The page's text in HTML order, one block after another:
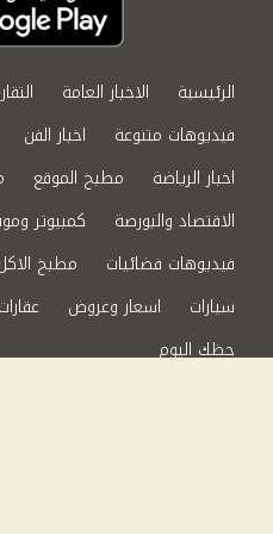
الرئيسية الاخبار العامة
فيديوهات متنوعة
اخبار الفن
اخبار الرياضة
مطبخ الموقع
الاقتصاد والبورصة
كمبيوتر
فيديوهات فضائيات
مطبخ
سيارات
اسعار وعروض
حظك اليوم